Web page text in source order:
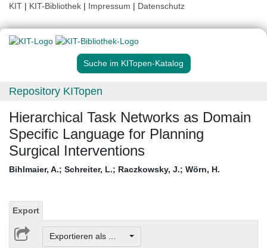
KIT | KIT-Bibliothek | Impressum | Datenschutz
Suche im KITopen-Katalog
Repository KITopen
Hierarchical Task Networks as Domain
Specific Language for Planning
Surgical Interventions
Bihlmaier, A.; Schreiter, L.; Raczkowsky, J.; Wörn, H.
Export
Exportieren als ...